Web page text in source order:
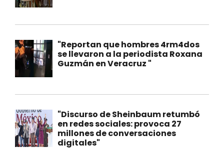
"Reportan que hombres 4rm4dos
se llevaron a la periodista Roxana
Guzmán en Veracruz "
"Discurso de Sheinbaum retumbó
en redes sociales: provoca 27
millones de conversaciones
digitales"